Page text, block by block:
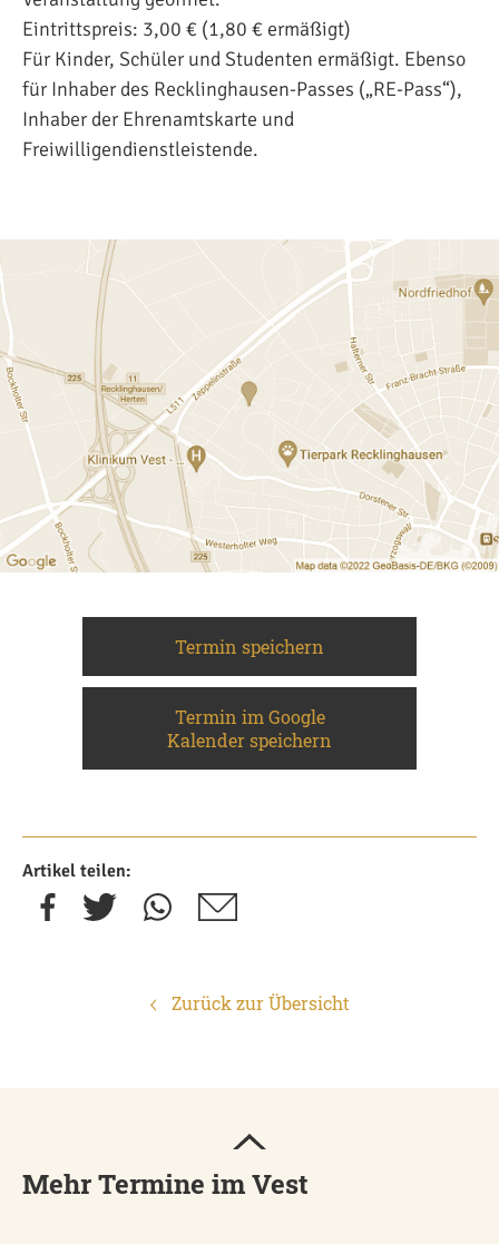
Eintrittspreis: 3,00 € (1,80 € ermäßigt)
Für Kinder, Schüler und Studenten ermäßigt. Ebenso
für Inhaber des Recklinghausen-Passes („RE-Pass“),
Inhaber der Ehrenamtskarte und
Freiwilligendienstleistende.
Termin speichern
Termin im Google
Kalender speichern
Artikel teilen:
Zurück zur Übersicht
Mehr Termine im Vest